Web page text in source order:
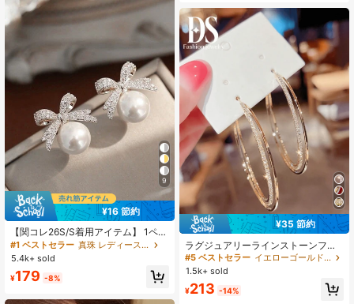
9
¥16 節約
【関コレ26S/S着用アイテム】 1ペア
エレガントな蝶結び模様 フェイクパ
ール ラインストーン スタッドピアス
バレンタイン
#1 ベストセラー
真珠 レディース ピアス
5.4k+ sold
¥179 -8%
¥35 節約
ラグジュアリーラインストーンフー
プピアス1ペア、エレガントな女性の
パーティー/クラブ/ストリートスタイ
ル大型ピアス
#5 ベストセラー
イエローゴールド 女性用フープピアス
1.5k+ sold
¥213 -14%